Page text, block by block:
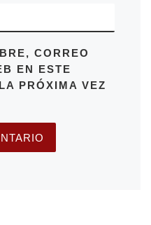
CORREO
EN ESTE
PRÓXIMA VEZ